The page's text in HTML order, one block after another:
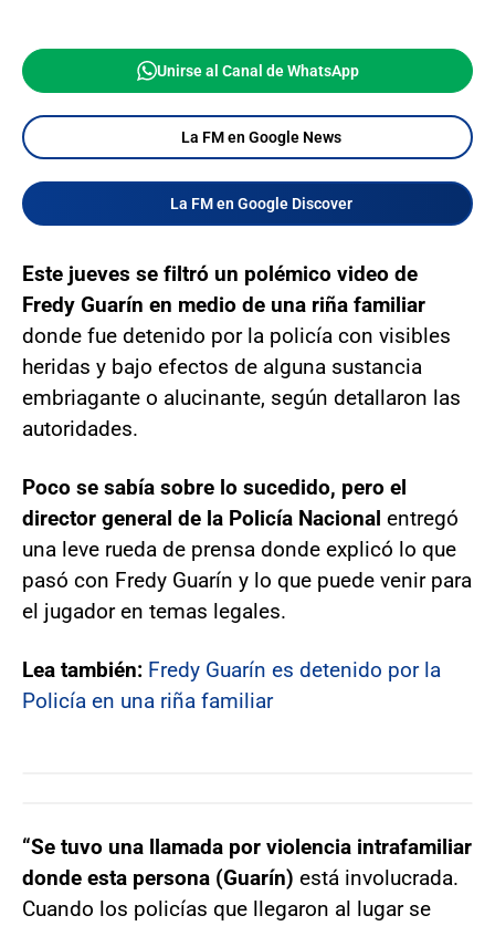
Unirse al Canal de WhatsApp
La FM en Google News
La FM en Google Discover
Este jueves se filtró un polémico video de
Fredy Guarín en medio de una riña familiar
donde fue detenido por la policía con visibles
heridas y bajo efectos de alguna sustancia
embriagante o alucinante, según detallaron las
autoridades.
Poco se sabía sobre lo sucedido, pero el
director general de la Policía Nacional entregó
una leve rueda de prensa donde explicó lo que
pasó con Fredy Guarín y lo que puede venir para
el jugador en temas legales.
Lea también: Fredy Guarín es detenido por la
Policía en una riña familiar
“Se tuvo una llamada por violencia intrafamiliar
donde esta persona (Guarín) está involucrada.
Cuando los policías que llegaron al lugar se